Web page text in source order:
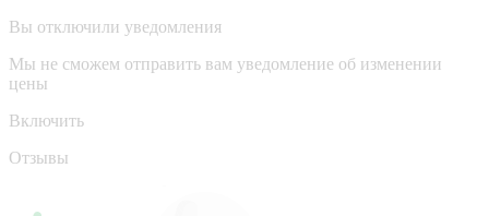
Вы отключили уведомления
Мы не сможем отправить вам уведомление об изменении
цены
Включить
Отзывы